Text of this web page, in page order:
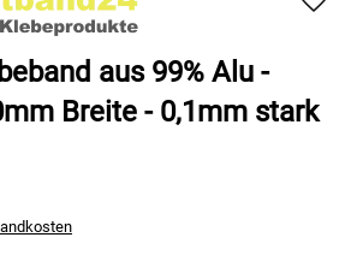
aus 99% Alu -
Breite - 0,1mm stark